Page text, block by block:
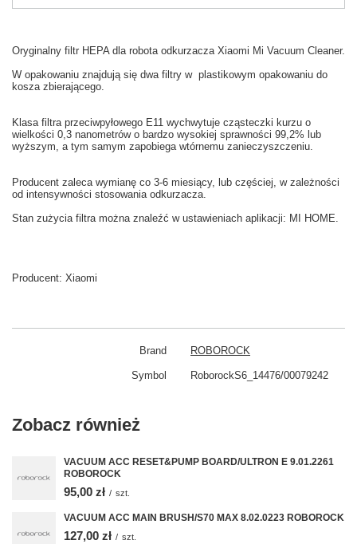
Oryginalny filtr HEPA dla robota odkurzacza Xiaomi Mi Vacuum Cleaner.
W opakowaniu znajdują się dwa filtry w plastikowym opakowaniu do
kosza zbierającego.
Klasa filtra przeciwpyłowego E11 wychwytuje cząsteczki kurzu o
wielkości 0,3 nanometrów o bardzo wysokiej sprawności 99,2% lub
wyższym, a tym samym zapobiega wtórnemu zanieczyszczeniu.
Producent zaleca wymianę co 3-6 miesiący, lub częściej, w zależności
od intensywności stosowania odkurzacza.
Stan zużycia filtra można znaleźć w ustawieniach aplikacji: MI HOME.
Producent: Xiaomi
Brand ROBOROCK
Symbol RoborockS6_14476/00079242
Zobacz również
VACUUM ACC RESET&PUMP BOARD/ULTRON E 9.01.2261
ROBOROCK
95,00 zł / szt.
VACUUM ACC MAIN BRUSH/S70 MAX 8.02.0223 ROBOROCK
127,00 zł / szt.